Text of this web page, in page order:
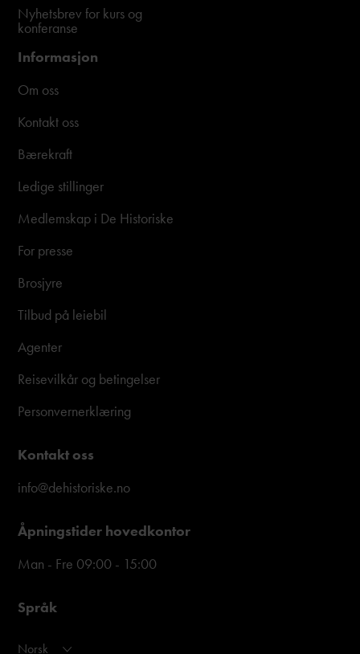
Nyhetsbrev for kurs og
konferanse
Informasjon
Om oss
Kontakt oss
Bærekraft
Ledige stillinger
Medlemskap i De Historiske
For presse
Brosjyre
Tilbud på leiebil
Agenter
Reisevilkår og betingelser
Personvernerklæring
Kontakt oss
info@dehistoriske.no
Åpningstider hovedkontor
Man - Fre 09:00 - 15:00
Språk
Norsk